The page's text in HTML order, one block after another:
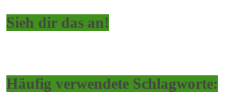
Sieh dir das an!
Häufig verwendete Schlagworte: